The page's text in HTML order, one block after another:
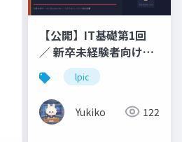
【公開】IT基礎第1回
／ 新卒未経験者向けコ
ンピュータのしくみを
知ろう！ハードウェ
ア・ソフトウェア・
OS・Linux「難しそ
lpic
Yukiko 122